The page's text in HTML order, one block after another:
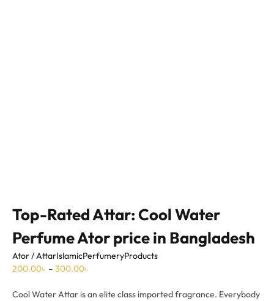
Top-Rated Attar: Cool Water
Perfume Ator price in Bangladesh
Ator / AttarIslamicPerfumeryProducts
200.00৳ – 300.00৳
Cool Water Attar is an elite class imported fragrance. Everybody